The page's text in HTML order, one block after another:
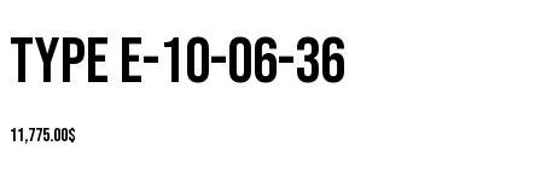
TYPE E-10-06-36
11,775.00$